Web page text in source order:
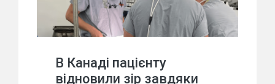
В Канаді пацієнту
відновили зір завдяки